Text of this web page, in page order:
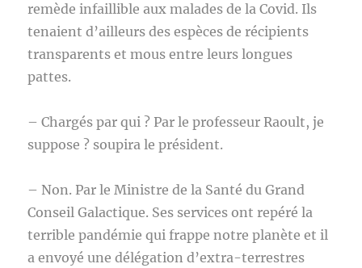
remède infaillible aux malades de la Covid. Ils
tenaient d’ailleurs des espèces de récipients
transparents et mous entre leurs longues
pattes.
– Chargés par qui ? Par le professeur Raoult, je
suppose ? soupira le président.
– Non. Par le Ministre de la Santé du Grand
Conseil Galactique. Ses services ont repéré la
terrible pandémie qui frappe notre planète et il
a envoyé une délégation d’extra-terrestres